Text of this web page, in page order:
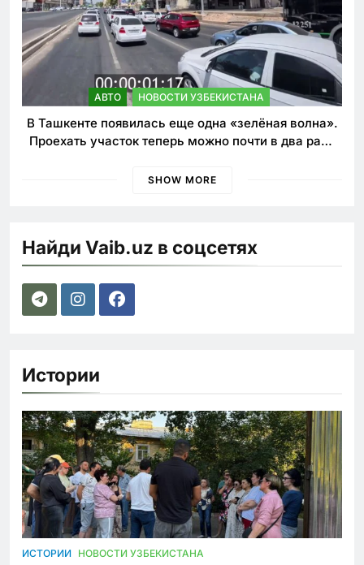
АВТО НОВОСТИ УЗБЕКИСТАНА
В Ташкенте появилась еще одна «зелёная волна».
Проехать участок теперь можно почти в два раза
SHOW MORE
Найди Vaib.uz в соцсетях
Истории
ИСТОРИИ НОВОСТИ УЗБЕКИСТАНА